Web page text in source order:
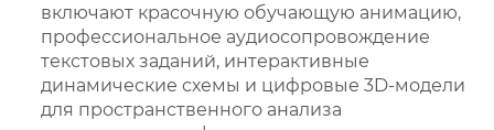
включают красочную обучающую анимацию,
профессиональное аудиосопровождение
текстовых заданий, интерактивные
динамические схемы и цифровые 3D-модели
для пространственного анализа